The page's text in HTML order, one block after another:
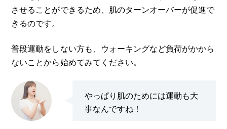
させることができるため、肌のターンオーバーが促進で
きるのです。
普段運動をしない方も、ウォーキングなど負荷がかから
ないことから始めてみてください。
やっぱり肌のためには運動も大
事なんですね！